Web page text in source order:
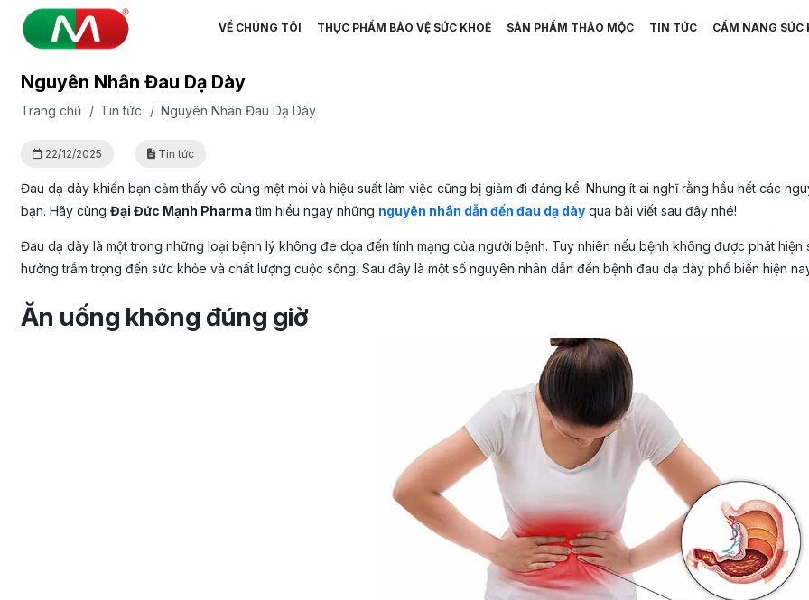
VỀ CHÚNG TÔI THỰC PHẨM BẢO VỆ SỨC KHOẺ SẢN PHẨM THẢO MỘC TIN TỨC CẨM NANG SỨC
Nguyên Nhân Đau Dạ Dày
Trang chủ / Tin tức / Nguyên Nhân Đau Dạ Dày
22/12/2025 Tin tức
Đau dạ dày khiến bạn cảm thấy vô cùng mệt mỏi và hiệu suất làm việc cũng bị giảm đi đáng kể. Nhưng ít ai nghĩ rằng hầu hết các
bạn. Hãy cùng Đại Đức Mạnh Pharma tìm hiểu ngay những nguyên nhân dẫn đến đau dạ dàyqua bài viết sau đây nhé!
Đau dạ dày là một trong những loại bệnh lý không đe dọa đến tính mạng của người bệnh. Tuy nhiên nếu bệnh không được phát hiện
hưởng trầm trọng đến sức khỏe và chất lượng cuộc sống. Sau đây là một số nguyên nhân dẫn đến bệnh đau dạ dày phổ biến hiện
Ăn uống không đúng giờ